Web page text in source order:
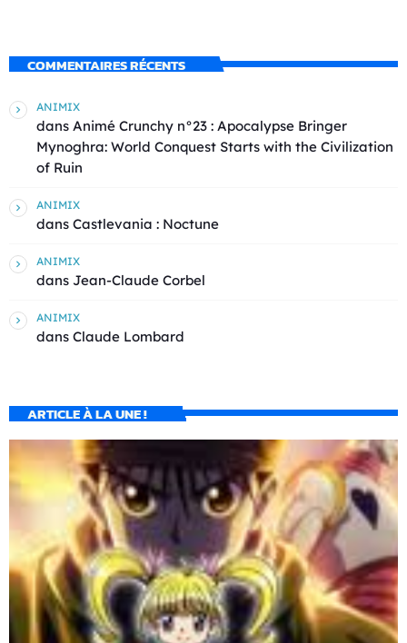
COMMENTAIRES RÉCENTS
ANIMIX
dans Animé Crunchy n°23 : Apocalypse Bringer
Mynoghra: World Conquest Starts with the Civilization
of Ruin
ANIMIX
dans Castlevania : Noctune
ANIMIX
dans Jean-Claude Corbel
ANIMIX
dans Claude Lombard
ARTICLE À LA UNE !